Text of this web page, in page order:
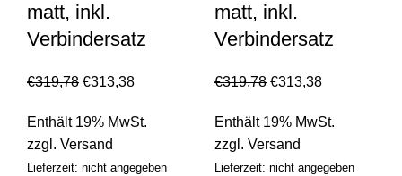
matt, inkl.
Verbindersatz
€319,78 €313,38
Enthält 19% MwSt.
zzgl. Versand
Lieferzeit: nicht angegeben
matt, inkl.
Verbindersatz
€319,78 €313,38
Enthält 19% MwSt.
zzgl. Versand
Lieferzeit: nicht angegeben